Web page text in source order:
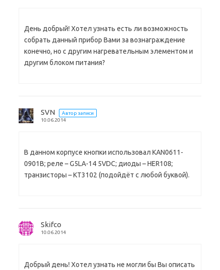
День добрый! Хотел узнать есть ли возможность
собрать данный прибор Вами за вознаграждение
конечно, но с другим нагревательным элементом и
другим блоком питания?
SVN
Автор записи
10.06.2014
В данном корпусе кнопки использовал KAN0611-
0901B; реле – G5LA-14 5VDC; диоды – HER108;
транзисторы – КТ3102 (подойдёт с любой буквой).
Skifco
10.06.2014
Добрый день! Хотел узнать не могли бы Вы описать